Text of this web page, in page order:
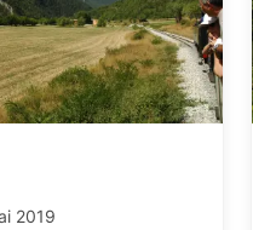
2019